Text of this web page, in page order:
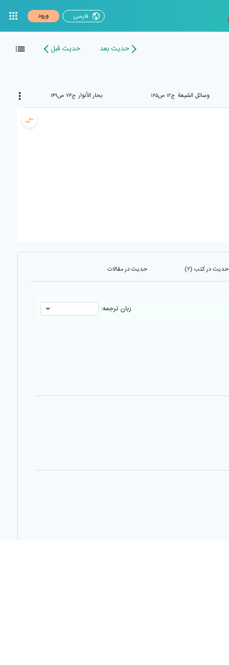
فارسی ورود
حدیث بعد حدیث قبل
وسائل الشیعة ج۱۲ ص۱۶۵ بحار الأنوار ج۷۴ ص۱۴۹
حدیث در کتب (۲) حدیث در مقالات
زبان ترجمه: